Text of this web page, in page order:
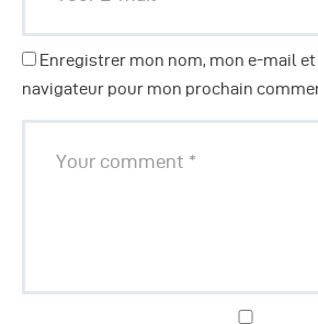
Enregistrer mon nom, mon e-mail
navigateur pour mon prochain